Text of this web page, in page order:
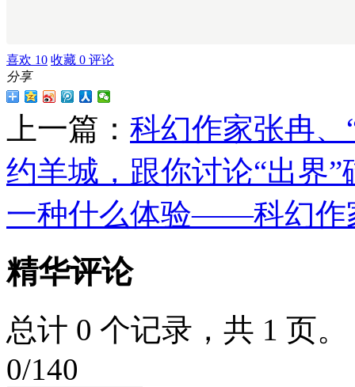
喜欢 10 收藏 0 评论
分享
上一篇： 科幻作家张冉
约羊城，跟你讨论“出界”
一种什么体验——科幻作
精华评论
总计 0 个记录，共 1 页。
0/140